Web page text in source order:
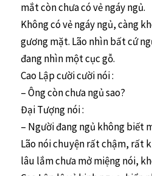
mắt còn chưa có vẻ ngáy ngủ.
Không có vẻ ngáy ngủ, càng
gương mặt. Lão nhìn bất cứ
đang nhìn một cục gỗ.
Cao Lập cười cười nói :
– Ông còn chưa ngủ sao?
Đại Tượng nói :
– Người đang ngủ không biết
Lão nói chuyện rất chậm, rất
lâu lắm chưa mở miệng nói,